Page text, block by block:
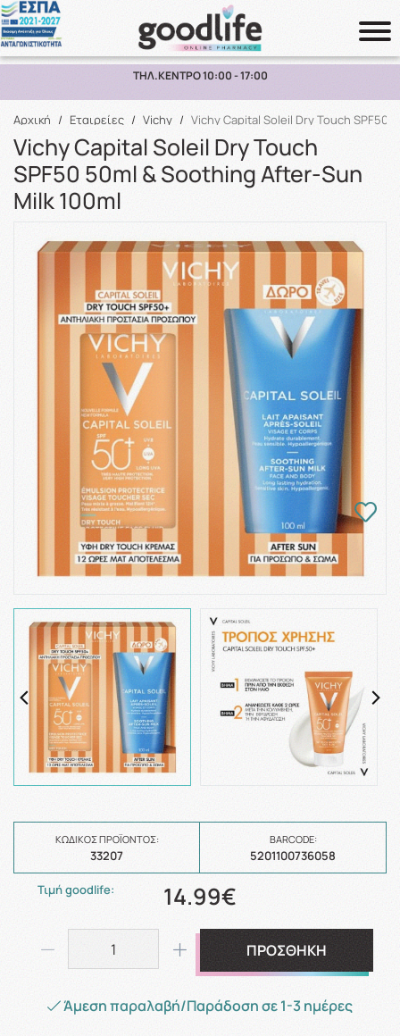
Αναζήτηση
ΠΑΡΑΛΑΒΗ ΑΠΟ ΤΟ ΚΑΤΑΣΤΗΜΑ ΑΝΩ ΤΩΝ 10€
Αρχική / Εταιρείες / Vichy / Vichy Capital Soleil Dry Touch SPF50
Vichy Capital Soleil Dry Touch
SPF50 50ml & Soothing After-Sun
Milk 100ml
ΚΩΔΙΚΌΣ ΠΡΟΪΌΝΤΟΣ:
33207
BARCODE:
5201100736058
Τιμή goodlife: 14.99€
ΠΡΟΣΘΗΚΗ
Άμεση παραλαβή/Παράδοση σε 1-3 ημέρες